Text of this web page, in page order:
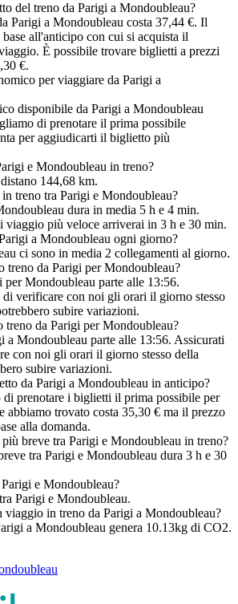
del treno da Parigi a Mondoubleau?
Parigi a Mondoubleau costa 37,44 €. Il
all'anticipo con cui si acquista il
È possibile trovare biglietti a prezzi
€.
per viaggiare da Parigi a
disponibile da Parigi a Mondoubleau
di prenotare il prima possibile
per aggiudicarti il biglietto più
e Mondoubleau in treno?
144,68 km.
treno tra Parigi e Mondoubleau?
dura in media 5 h e 4 min.
viaggio più veloce arriverai in 3 h e 30 min.
a Mondoubleau ogni giorno?
ci sono in media 2 collegamenti al giorno.
treno da Parigi per Mondoubleau?
Mondoubleau parte alle 13:56.
verificare con noi gli orari il giorno stesso
subire variazioni.
treno da Parigi per Mondoubleau?
a Mondoubleau parte alle 13:56. Assicurati
con noi gli orari il giorno stesso della
subire variazioni.
da Parigi a Mondoubleau in anticipo?
prenotare i biglietti il prima possibile per
abbiamo trovato costa 35,30 € ma il prezzo
alla domanda.
breve tra Parigi e Mondoubleau in treno?
tra Parigi e Mondoubleau dura 3 h e 30
e Mondoubleau?
Parigi e Mondoubleau.
viaggio in treno da Parigi a Mondoubleau?
a Mondoubleau genera 10.13kg di CO2.